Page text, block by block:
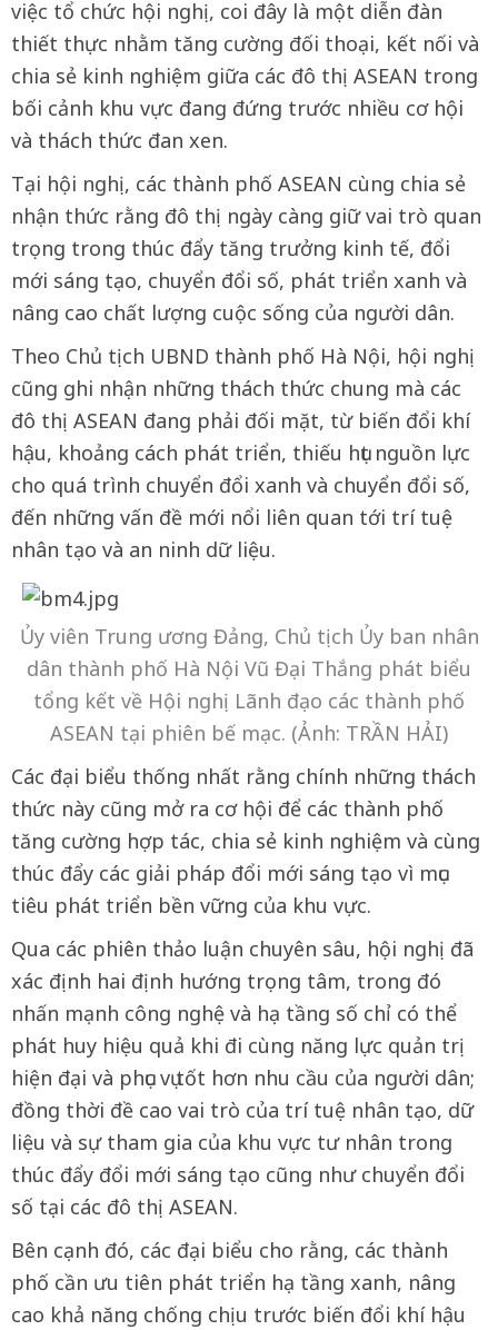
việc tổ chức hội nghị, coi đây là một diễn đàn
thiết thực nhằm tăng cường đối thoại, kết nối và
chia sẻ kinh nghiệm giữa các đô thị ASEAN trong
bối cảnh khu vực đang đứng trước nhiều cơ hội
và thách thức đan xen.
Tại hội nghị, các thành phố ASEAN cùng chia sẻ
nhận thức rằng đô thị ngày càng giữ vai trò quan
trọng trong thúc đẩy tăng trưởng kinh tế, đổi
mới sáng tạo, chuyển đổi số, phát triển xanh và
nâng cao chất lượng cuộc sống của người dân.
Theo Chủ tịch UBND thành phố Hà Nội, hội nghị
cũng ghi nhận những thách thức chung mà các
đô thị ASEAN đang phải đối mặt, từ biến đổi khí
hậu, khoảng cách phát triển, thiếu hụt nguồn lực
cho quá trình chuyển đổi xanh và chuyển đổi số,
đến những vấn đề mới nổi liên quan tới trí tuệ
nhân tạo và an ninh dữ liệu.
Ủy viên Trung ương Đảng, Chủ tịch Ủy ban nhân
dân thành phố Hà Nội Vũ Đại Thắng phát biểu
tổng kết về Hội nghị Lãnh đạo các thành phố
ASEAN tại phiên bế mạc. (Ảnh: TRẦN HẢI)
Các đại biểu thống nhất rằng chính những thách
thức này cũng mở ra cơ hội để các thành phố
tăng cường hợp tác, chia sẻ kinh nghiệm và cùng
thúc đẩy các giải pháp đổi mới sáng tạo vì mục
tiêu phát triển bền vững của khu vực.
Qua các phiên thảo luận chuyên sâu, hội nghị đã
xác định hai định hướng trọng tâm, trong đó
nhấn mạnh công nghệ và hạ tầng số chỉ có thể
phát huy hiệu quả khi đi cùng năng lực quản trị
hiện đại và phục vụ tốt hơn nhu cầu của người dân;
đồng thời đề cao vai trò của trí tuệ nhân tạo, dữ
liệu và sự tham gia của khu vực tư nhân trong
thúc đẩy đổi mới sáng tạo cũng như chuyển đổi
số tại các đô thị ASEAN.
Bên cạnh đó, các đại biểu cho rằng, các thành
phố cần ưu tiên phát triển hạ tầng xanh, nâng
cao khả năng chống chịu trước biến đổi khí hậu